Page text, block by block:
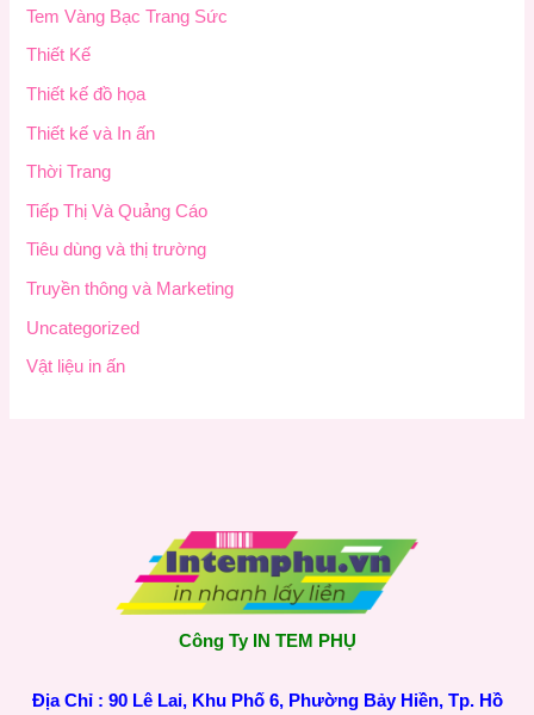
Tem Vàng Bạc Trang Sức
Thiết Kế
Thiết kế đồ họa
Thiết kế và In ấn
Thời Trang
Tiếp Thị Và Quảng Cáo
Tiêu dùng và thị trường
Truyền thông và Marketing
Uncategorized
Vật liệu in ấn
Công Ty IN TEM PHỤ
Địa Chỉ : 90 Lê Lai, Khu Phố 6, Phường Bảy Hiền, Tp. Hồ